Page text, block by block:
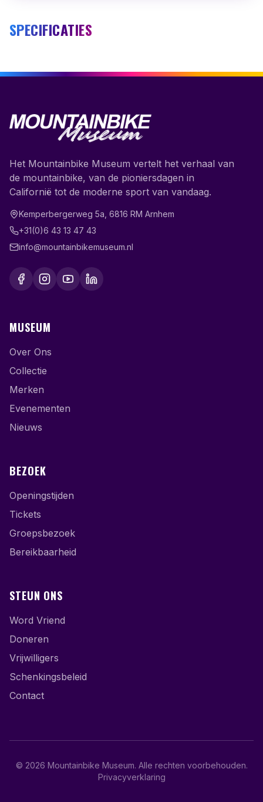
SPECIFICATIES
Het Mountainbike Museum vertelt het verhaal van
de mountainbike, van de pioniersdagen in
Californië tot de moderne sport van vandaag.
Kemperbergerweg 5a 6816 RM Arnhem
+31(0)6 43 13 47 43
info@mountainbikemuseum.nl
MUSEUM
Over Ons
Collectie
Merken
Evenementen
Nieuws
BEZOEK
Openingstijden
Tickets
Groepsbezoek
Bereikbaarheid
STEUN ONS
Word Vriend
Doneren
Vrijwilligers
Schenkingsbeleid
Contact
© 2026 Mountainbike Museum. Alle rechten voorbehouden.
Privacyverklaring